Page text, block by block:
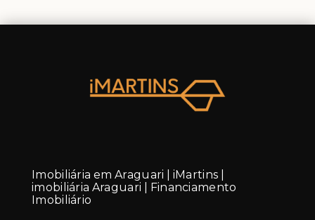
Imobiliária em Araguari | iMartins |
imobiliária Araguari | Financiamento
Imobiliário